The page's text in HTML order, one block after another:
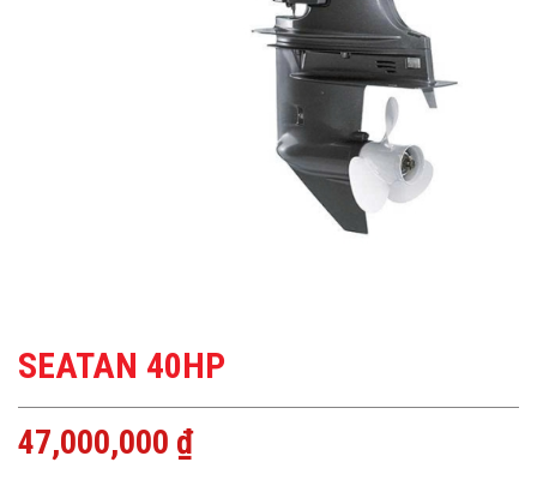
SEATAN 40HP
47,000,000 ₫